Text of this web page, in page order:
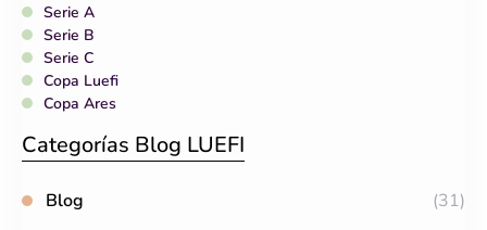
Serie A
Serie B
Serie C
Copa Luefi
Copa Ares
Categorías Blog LUEFI
Blog
(31)